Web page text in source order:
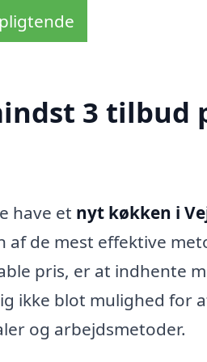
3 tilbud
have et nyt køkken i
af de mest effektive
pris, er at indhente
ikke blot mulighed for
og arbejdsmetoder.